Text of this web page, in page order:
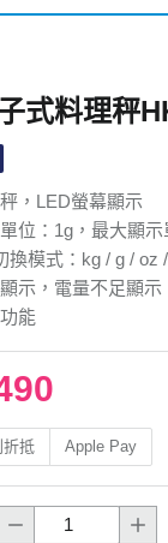
式料理秤
，LED螢幕顯示
位：1g，最大顯示
模式：kg / g / oz
示，電量不足顯示
能
抵 Apple Pay